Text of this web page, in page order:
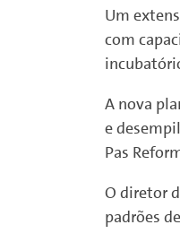
Um
com
A nova
e
Pas
O diretor
padrões